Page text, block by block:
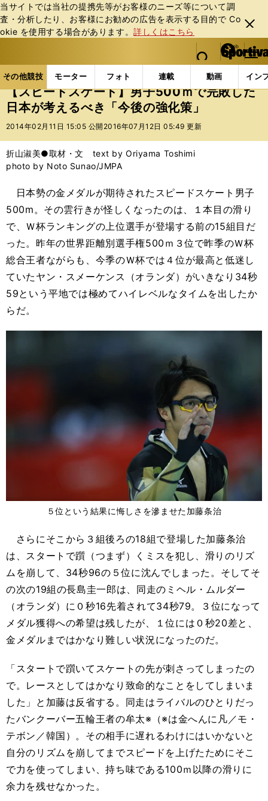
当サイトでは当社の提携先等がお客様のニーズ等について調
査・分析したり、お客様にお勧めの広告を表⽰する⽬的で Co
okie を使⽤する場合があります。詳しくはこちら
閉じ
る
web Sportiva (webスポルティーバ)
検索
マイペ
ー
ジ
メニュ
その他競技 モーター フォト 連載 動画 イン
ス
ポ
ル
バ
その他競技の記事一覧 その他競技 冬季競技 【
【スピードスケート】男子500ｍで完敗した
日本が考えるべき「今後の強化策」
2014年02月11日 15:05 公開 2016年07月12日 05:49 更新
折山淑美●取材・文 text by Oriyama Toshimi
photo by Noto Sunao/JMPA
日本勢の金メダルが期待されたスピードスケート男子
500m。その雲行きが怪しくなったのは、１本目の滑り
で、Ｗ杯ランキングの上位選手が登場する前の15組目だ
った。昨年の世界距離別選手権500ｍ３位で昨季のＷ杯
総合王者ながらも、今季のＷ杯では４位が最高と低迷し
ていたヤン・スメーケンス（オランダ）がいきなり34秒
59という平地では極めてハイレベルなタイムを出したか
らだ。
５位という結果に悔しさを滲ませた加藤条治
さらにそこから３組後ろの18組で登場した加藤条治
は、スタートで躓（つまず）くミスを犯し、滑りのリズ
ムを崩して、34秒96の５位に沈んでしまった。そしてそ
の次の19組の長島圭一郎は、同走のミヘル・ムルダー
（オランダ）に０秒16先着されて34秒79。３位になって
メダル獲得への希望は残したが、１位には０秒20差と、
金メダルまではかなり難しい状況になったのだ。
「スタートで躓いてスケートの先が刺さってしまったの
で。レースとしてはかなり致命的なことをしてしまいま
した」と加藤は反省する。同走はライバルのひとりだっ
たバンクーバー五輪王者の牟太※（※は金へんに凡／モ・
テボン／韓国）。その相手に遅れるわけにはいかないと
自分のリズムを崩してまでスピードを上げたためにそこ
で力を使ってしまい、持ち味である100ｍ以降の滑りに
余力を残せなかった。